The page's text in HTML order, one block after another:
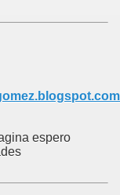
espero